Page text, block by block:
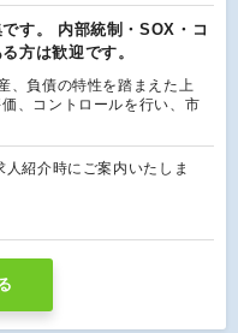
す。 内部統制・SOX・コ
方は歓迎です。
、負債の特性を踏まえた上
、コントロールを行い、市
紹介時にご案内いたしま